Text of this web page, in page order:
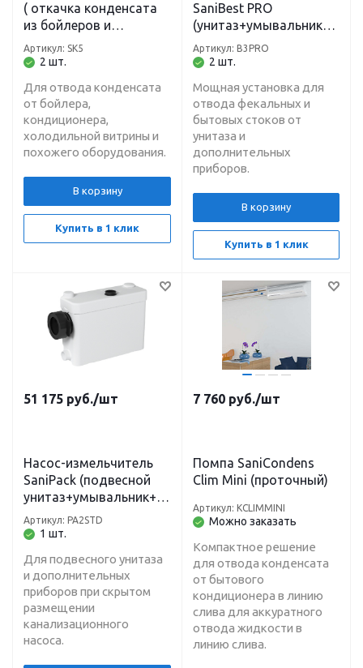
( откачка конденсата
из бойлеров и
кондиционеров и
холодильных витрин)
2 шт.
Артикул: SK5
Для отвода конденсата
от бойлера,
кондиционера,
холодильной витрины и
похожего оборудования.
В корзину
Купить в 1 клик
SaniBest PRO
(унитаз+умывальник+д
уш+биде) H-7 м, L-110
м 2 шт.
Артикул: B3PRO
Мощная установка для
отвода фекальных и
бытовых стоков от
унитаза и
дополнительных
приборов.
В корзину
Купить в 1 клик
51 175 руб./шт
Насос-измельчитель
SaniPack (подвесной
унитаз+умывальник+д
уш+биде) Н-4 м, L-40 м
1 шт.
Артикул: PA2STD
Для подвесного унитаза
и дополнительных
приборов при скрытом
размещении
канализационного
насоса.
7 760 руб./шт
Помпа SaniCondens
Clim Mini (проточный)
Можно заказать
Артикул: KCLIMMINI
Компактное решение
для отвода конденсата
от бытового
кондиционера в линию
слива для аккуратного
отвода жидкости в
линию слива.